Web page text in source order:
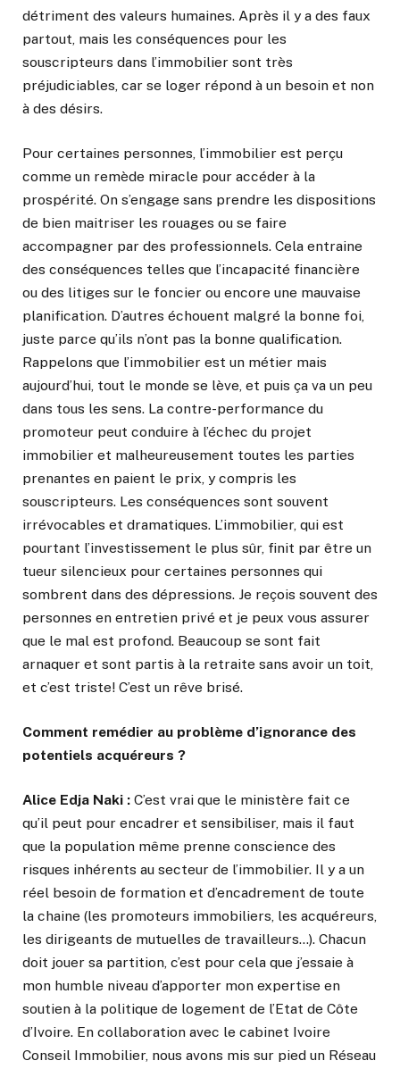
détriment des valeurs humaines. Après il y a des faux
partout, mais les conséquences pour les
souscripteurs dans l’immobilier sont très
préjudiciables, car se loger répond à un besoin et non
à des désirs.
Pour certaines personnes, l’immobilier est perçu
comme un remède miracle pour accéder à la
prospérité. On s’engage sans prendre les dispositions
de bien maitriser les rouages ou se faire
accompagner par des professionnels. Cela entraine
des conséquences telles que l’incapacité financière
ou des litiges sur le foncier ou encore une mauvaise
planification. D’autres échouent malgré la bonne foi,
juste parce qu’ils n’ont pas la bonne qualification.
Rappelons que l’immobilier est un métier mais
aujourd’hui, tout le monde se lève, et puis ça va un peu
dans tous les sens. La contre-performance du
promoteur peut conduire à l’échec du projet
immobilier et malheureusement toutes les parties
prenantes en paient le prix, y compris les
souscripteurs. Les conséquences sont souvent
irrévocables et dramatiques. L’immobilier, qui est
pourtant l’investissement le plus sûr, finit par être un
tueur silencieux pour certaines personnes qui
sombrent dans des dépressions. Je reçois souvent des
personnes en entretien privé et je peux vous assurer
que le mal est profond. Beaucoup se sont fait
arnaquer et sont partis à la retraite sans avoir un toit,
et c’est triste! C’est un rêve brisé.
Comment remédier au problème d’ignorance des
potentiels acquéreurs ?
Alice Edja Naki : C’est vrai que le ministère fait ce
qu’il peut pour encadrer et sensibiliser, mais il faut
que la population même prenne conscience des
risques inhérents au secteur de l’immobilier. Il y a un
réel besoin de formation et d’encadrement de toute
la chaine (les promoteurs immobiliers, les acquéreurs,
les dirigeants de mutuelles de travailleurs…). Chacun
doit jouer sa partition, c’est pour cela que j’essaie à
mon humble niveau d’apporter mon expertise en
soutien à la politique de logement de l’Etat de Côte
d’Ivoire. En collaboration avec le cabinet Ivoire
Conseil Immobilier, nous avons mis sur pied un Réseau